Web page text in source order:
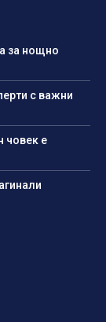
за нощно
с важни
човек е